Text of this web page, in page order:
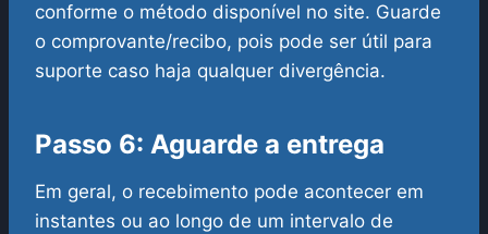
conforme o método disponível no site. Guarde
o comprovante/recibo, pois pode ser útil para
suporte caso haja qualquer divergência.
Passo 6: Aguarde a entrega
Em geral, o recebimento pode acontecer em
instantes ou ao longo de um intervalo de